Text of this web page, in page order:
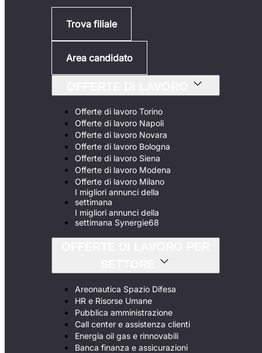
Trova filiale
Area candidato
Offerte di lavoro Torino
Offerte di lavoro Napoli
Offerte di lavoro Novara
Offerte di lavoro Bologna
Offerte di lavoro Siena
Offerte di lavoro Modena
Offerte di lavoro Milano
I migliori annunci della
settimana
I migliori annunci della
settimana Synergie68
Areonautica Spazio Difesa
HR e Risorse Umane
Pubblica amministrazione
Call center e assistenza clienti
Energia oil gas e rinnovabili
Banca finanza e assicurazioni